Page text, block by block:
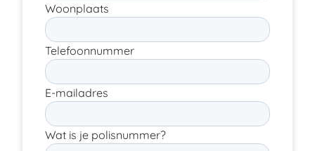
Woonplaats
Telefoonnummer
E-mailadres
Wat is je polisnummer?